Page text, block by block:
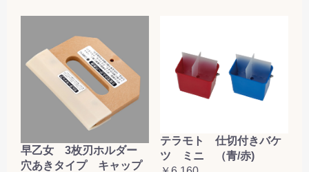
早乙女 3枚刃ホルダー
穴あきタイプ キャップ
テラモト 仕切付きバケ
ツ ミニ （青/赤)